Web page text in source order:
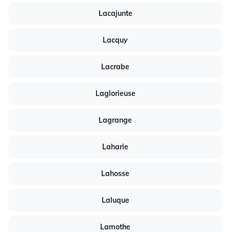
Lacajunte
Lacquy
Lacrabe
Laglorieuse
Lagrange
Laharie
Lahosse
Laluque
Lamothe